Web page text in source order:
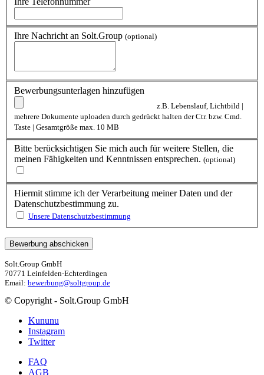
Ihre Nachricht an Solt.Group (optional)
Bewerbungsunterlagen hinzufügen
z.B. Lebenslauf, Lichtbild |
mehrere Dokumente uploaden durch gedrückt halten der Ctr. bzw. Cmd.
Taste | Gesamtgröße max. 10 MB
Bitte berücksichtigen Sie mich auch für weitere Stellen, die
meinen Fähigkeiten und Kenntnissen entsprechen. (optional)
Hiermit stimme ich der Verarbeitung meiner Daten und der
Datenschutzbestimmung zu.
Unsere Datenschutzbestimmung
Solt.Group GmbH
70771 Leinfelden-Echterdingen
Email: bewerbung@soltgroup.de
© Copyright - Solt.Group GmbH
Kununu
Instagram
Twitter
FAQ
AGB